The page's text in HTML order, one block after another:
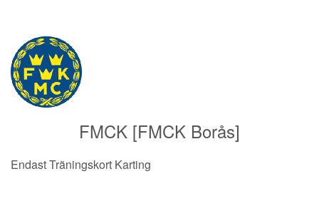
FMCK [FMCK Borås]
Endast Träningskort Karting